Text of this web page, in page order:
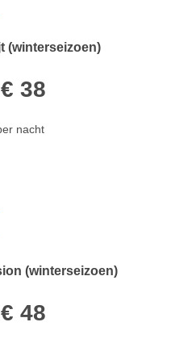
(winterseizoen)
38
nacht
(winterseizoen)
48